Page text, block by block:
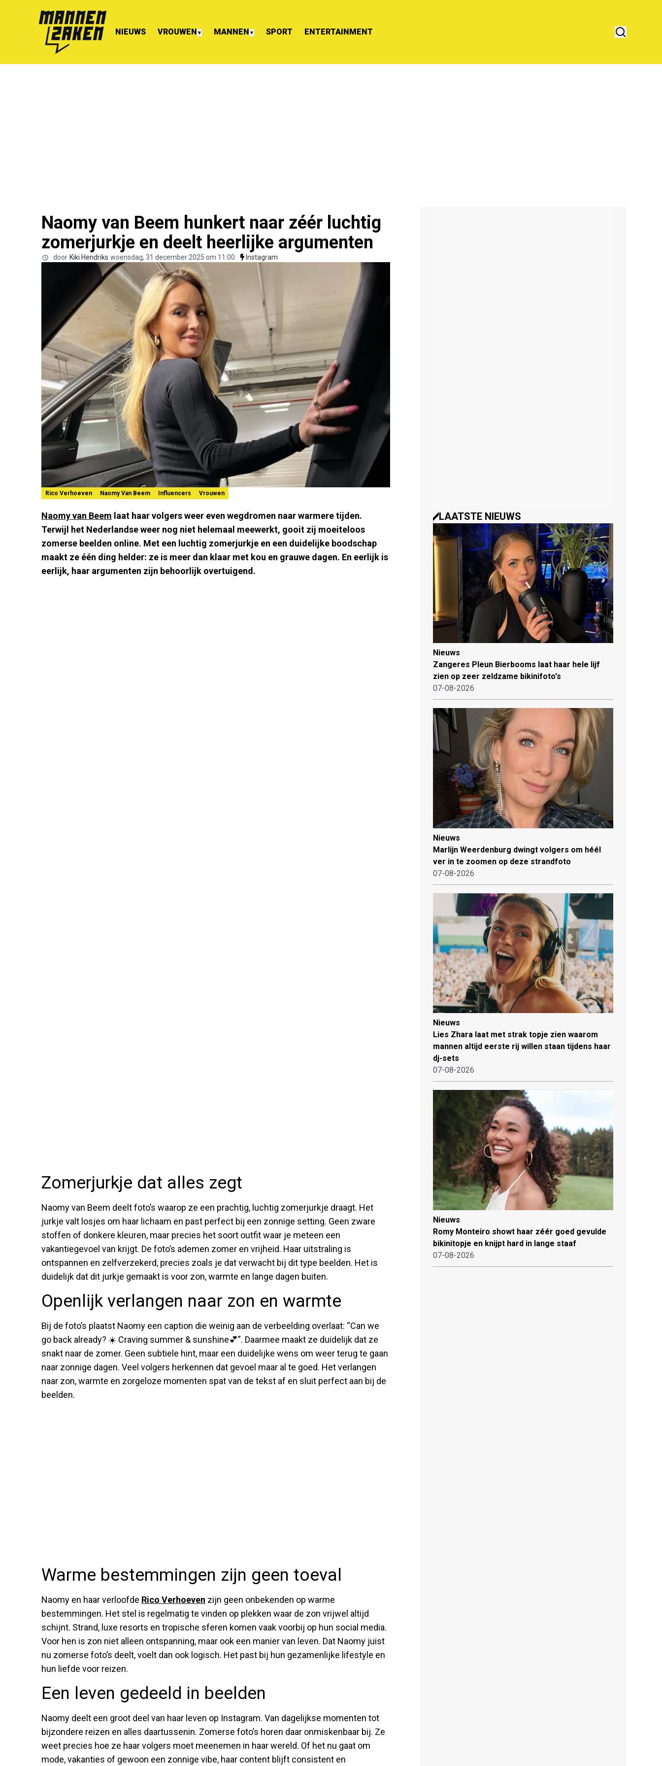
NIEUWS VROUWEN ▼ MANNEN ▼ SPORT ENTERTAINMENT
Naomy van Beem hunkert naar zéér luchtig
zomerjurkje en deelt heerlijke argumenten
door Kiki Hendriks woensdag, 31 december 2025 om 11:00 Instagram
Rico Verhoeven Naomy Van Beem Influencers Vrouwen
Naomy van Beem laat haar volgers weer even wegdromen naar warmere tijden.
Terwijl het Nederlandse weer nog niet helemaal meewerkt, gooit zij moeiteloos
zomerse beelden online. Met een luchtig zomerjurkje en een duidelijke boodschap
maakt ze één ding helder: ze is meer dan klaar met kou en grauwe dagen. En eerlijk is
eerlijk, haar argumenten zijn behoorlijk overtuigend.
Zomerjurkje dat alles zegt
Naomy van Beem deelt foto’s waarop ze een prachtig, luchtig zomerjurkje draagt. Het
jurkje valt losjes om haar lichaam en past perfect bij een zonnige setting. Geen zware
stoffen of donkere kleuren, maar precies het soort outfit waar je meteen een
vakantiegevoel van krijgt. De foto’s ademen zomer en vrijheid. Haar uitstraling is
ontspannen en zelfverzekerd, precies zoals je dat verwacht bij dit type beelden. Het is
duidelijk dat dit jurkje gemaakt is voor zon, warmte en lange dagen buiten.
Openlijk verlangen naar zon en warmte
Bij de foto’s plaatst Naomy een caption die weinig aan de verbeelding overlaat: “Can we
go back already? ☀️ Craving summer & sunshine💕”. Daarmee maakt ze duidelijk dat ze
snakt naar de zomer. Geen subtiele hint, maar een duidelijke wens om weer terug te gaan
naar zonnige dagen. Veel volgers herkennen dat gevoel maar al te goed. Het verlangen
naar zon, warmte en zorgeloze momenten spat van de tekst af en sluit perfect aan bij de
beelden.
Warme bestemmingen zijn geen toeval
Naomy en haar verloofde Rico Verhoeven zijn geen onbekenden op warme
bestemmingen. Het stel is regelmatig te vinden op plekken waar de zon vrijwel altijd
schijnt. Strand, luxe resorts en tropische sferen komen vaak voorbij op hun social media.
Voor hen is zon niet alleen ontspanning, maar ook een manier van leven. Dat Naomy juist
nu zomerse foto’s deelt, voelt dan ook logisch. Het past bij hun gezamenlijke lifestyle en
hun liefde voor reizen.
Een leven gedeeld in beelden
Naomy deelt een groot deel van haar leven op Instagram. Van dagelijkse momenten tot
bijzondere reizen en alles daartussenin. Zomerse foto’s horen daar onmiskenbaar bij. Ze
weet precies hoe ze haar volgers moet meenemen in haar wereld. Of het nu gaat om
mode, vakanties of gewoon een zonnige vibe, haar content blijft consistent en
LAATSTE NIEUWS
Nieuws
Zangeres Pleun Bierbooms laat haar hele lijf
zien op zeer zeldzame bikinifoto's
07-08-2026
Nieuws
Marlijn Weerdenburg dwingt volgers om héél
ver in te zoomen op deze strandfoto
07-08-2026
Nieuws
Lies Zhara laat met strak topje zien waarom
mannen altijd eerste rij willen staan tijdens haar
dj-sets
07-08-2026
Nieuws
Romy Monteiro showt haar zéér goed gevulde
bikinitopje en knijpt hard in lange staaf
07-08-2026